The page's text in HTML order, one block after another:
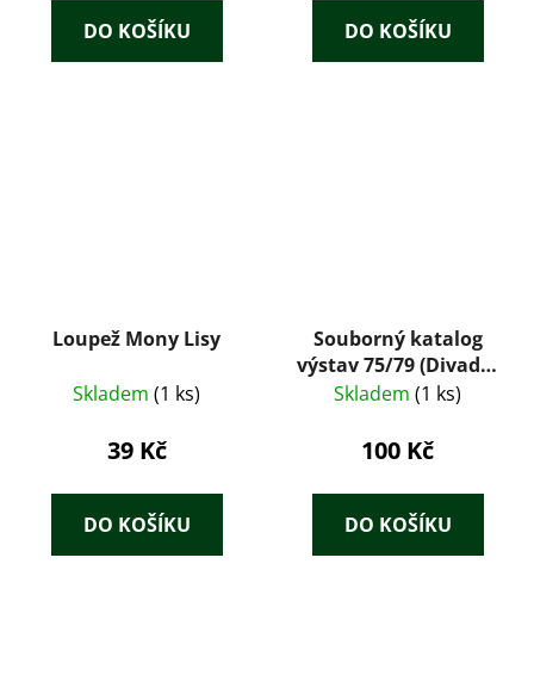
DO KOŠÍKU DO KOŠÍKU
Loupež Mony Lisy
Skladem (1 ks)
39 Kč
DO KOŠÍKU
Souborný katalog
výstav 75/79 (Divadlo
v Nerudovce)
Skladem (1 ks)
100 Kč
DO KOŠÍKU